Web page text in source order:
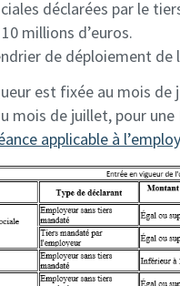
déclarées par le
millions d’euros.
de déploiement de
est fixée au mois
mois de juillet, pour
applicable à